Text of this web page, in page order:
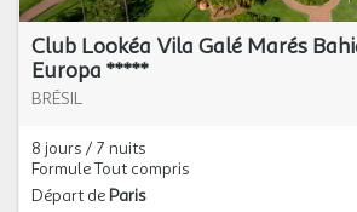
Club Lookéa Vila Galé Marés
Europa *****
BRÉSIL
8 jours / 7 nuits
Formule Tout compris
Départ de Paris